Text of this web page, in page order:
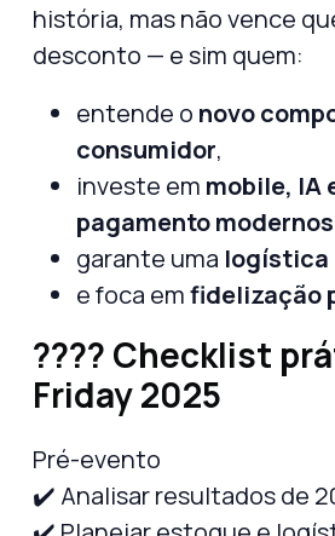
história, mas não vence
desconto — e sim quem:
entende o novo
consumidor,
investe em mobile, IA
pagamento modernos
garante uma logística
e foca emfidelização
???? Checklist
Friday 2025
Pré-evento
✔️ Analisar resultados de